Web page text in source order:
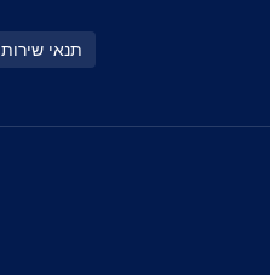
תנאי שירות